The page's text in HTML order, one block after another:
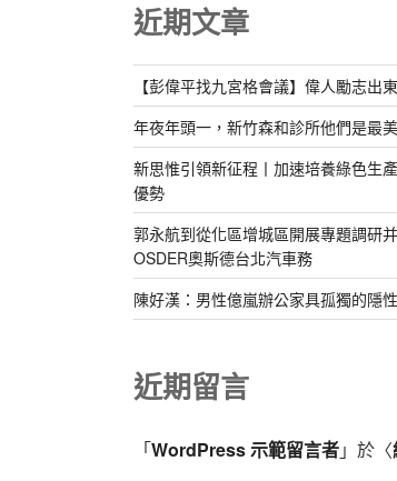
近期文章
【彭偉平找九宮格會議】偉人勵志出
年夜年頭一，新竹森和診所他們是最
新思惟引領新征程丨加速培養綠色生
優勢
郭永航到從化區增城區開展專題調研
OSDER奧斯德台北汽車務
陳好漢：男性億嵐辦公家具孤獨的隱
近期留言
「WordPress 示範留言者」於〈